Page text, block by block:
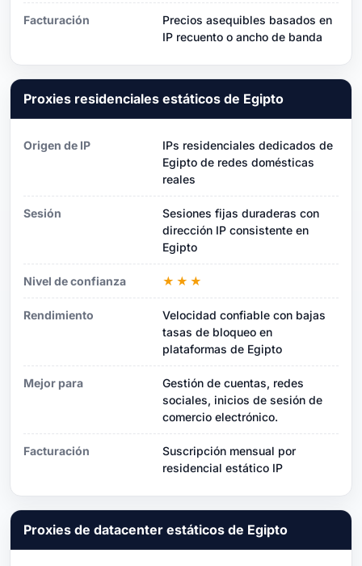
Facturación
Precios asequibles basados ​​en
IP recuento o ancho de banda
Proxies residenciales estáticos de Egipto
Origen de IP
IPs residenciales dedicados de
Egipto de redes domésticas
reales
Sesión
Sesiones fijas duraderas con
dirección IP consistente en
Egipto
Nivel de confianza ★★★
Rendimiento
Velocidad confiable con bajas
tasas de bloqueo en
plataformas de Egipto
Mejor para
Gestión de cuentas, redes
sociales, inicios de sesión de
comercio electrónico.
Facturación
Suscripción mensual por
residencial estático IP
Proxies de datacenter estáticos de Egipto